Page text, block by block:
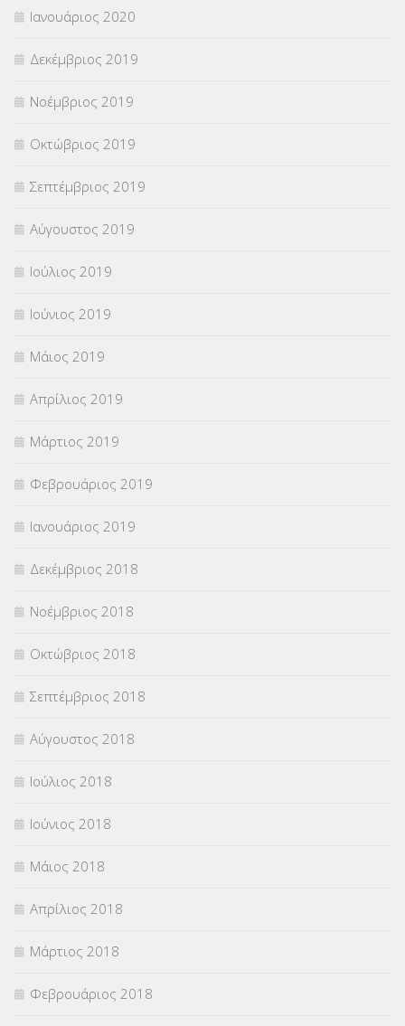
Ιανουάριος 2020
Δεκέμβριος 2019
Νοέμβριος 2019
Οκτώβριος 2019
Σεπτέμβριος 2019
Αύγουστος 2019
Ιούλιος 2019
Ιούνιος 2019
Μάιος 2019
Απρίλιος 2019
Μάρτιος 2019
Φεβρουάριος 2019
Ιανουάριος 2019
Δεκέμβριος 2018
Νοέμβριος 2018
Οκτώβριος 2018
Σεπτέμβριος 2018
Αύγουστος 2018
Ιούλιος 2018
Ιούνιος 2018
Μάιος 2018
Απρίλιος 2018
Μάρτιος 2018
Φεβρουάριος 2018